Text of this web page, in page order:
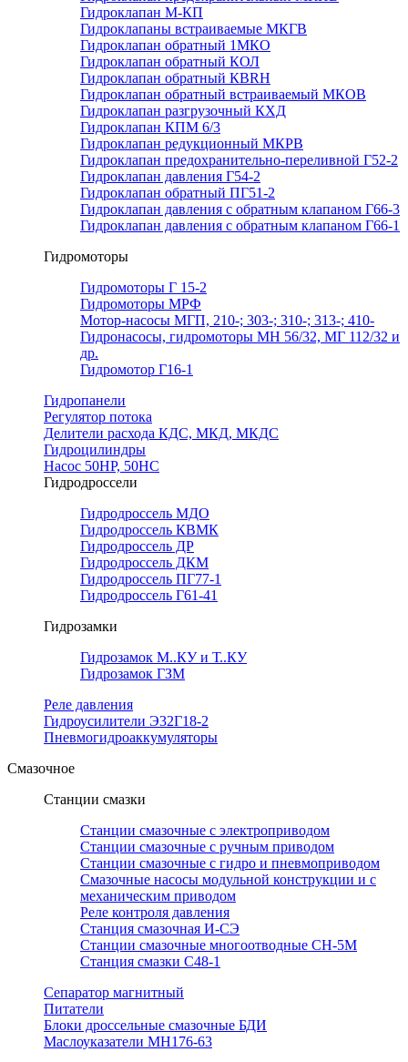
Гидроклапан М-КП
Гидроклапаны встраиваемые МКГВ
Гидроклапан обратный 1МКО
Гидроклапан обратный КОЛ
Гидроклапан обратный КВRН
Гидроклапан обратный встраиваемый МКОВ
Гидроклапан разгрузочный КХД
Гидроклапан КПМ 6/3
Гидроклапан редукционный МКРВ
Гидроклапан предохранительно-переливной Г52-2
Гидроклапан давления Г54-2
Гидроклапан обратный ПГ51-2
Гидроклапан давления с обратным клапаном Г66-3
Гидроклапан давления с обратным клапаном Г66-1
Гидромоторы
Гидромоторы Г 15-2
Гидромоторы МРФ
Мотор-насосы МГП, 210-; 303-; 310-; 313-; 410-
Гидронасосы, гидромоторы МН 56/32, МГ 112/32 и
др.
Гидромотор Г16-1
Гидропанели
Регулятор потока
Делители расхода КДС, МКД, МКДС
Гидроцилиндры
Насос 50НР, 50НС
Гидродроссели
Гидродроссель МДО
Гидродроссель КВМК
Гидродроссель ДР
Гидродроссель ДКМ
Гидродроссель ПГ77-1
Гидродроссель Г61-41
Гидрозамки
Гидрозамок М..КУ и Т..КУ
Гидрозамок ГЗМ
Реле давления
Гидроусилители Э32Г18-2
Пневмогидроаккумуляторы
Смазочное
Станции смазки
Станции смазочные с электроприводом
Станции смазочные с ручным приводом
Станции смазочные с гидро и пневмоприводом
Смазочные насосы модульной конструкции и с
механическим приводом
Реле контроля давления
Станция смазочная И-СЭ
Станции смазочные многоотводные СН-5М
Станция смазки С48-1
Сепаратор магнитный
Питатели
Блоки дроссельные смазочные БДИ
Маслоуказатели МН176-63